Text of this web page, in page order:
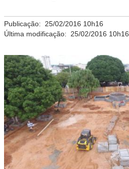
Publicação: 25/02/2016 10h16
Última modificação: 25/02/2016 10h16